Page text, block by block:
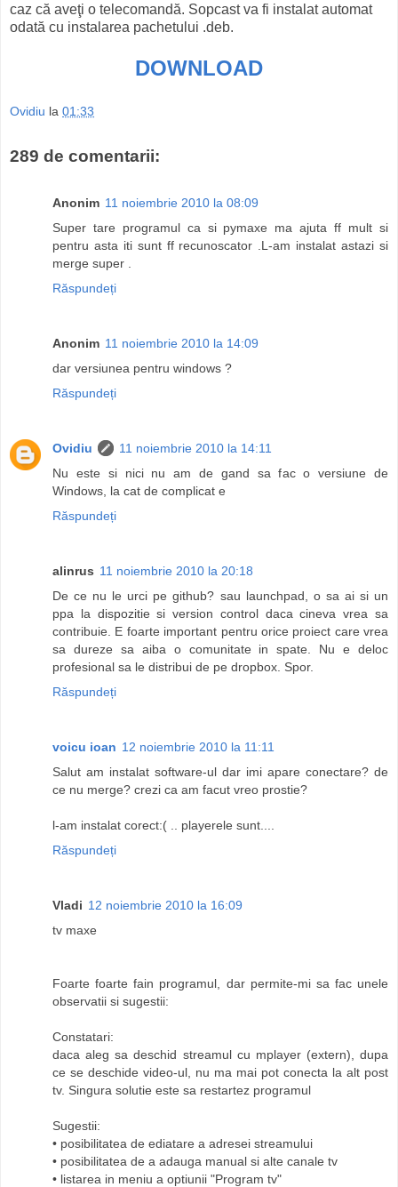
caz că aveţi o telecomandă. Sopcast va fi instalat automat
odată cu instalarea pachetului .deb.
DOWNLOAD
Ovidiu la 01:33
289 de comentarii:
Anonim 11 noiembrie 2010 la 08:09
Super tare programul ca si pymaxe ma ajuta ff mult si
pentru asta iti sunt ff recunoscator .L-am instalat astazi si
merge super .
Răspundeți
Anonim 11 noiembrie 2010 la 14:09
dar versiunea pentru windows ?
Răspundeți
Ovidiu
11 noiembrie 2010 la 14:11
Nu este si nici nu am de gand sa fac o versiune de
Windows, la cat de complicat e
Răspundeți
alinrus 11 noiembrie 2010 la 20:18
De ce nu le urci pe github? sau launchpad, o sa ai si un
ppa la dispozitie si version control daca cineva vrea sa
contribuie. E foarte important pentru orice proiect care vrea
sa dureze sa aiba o comunitate in spate. Nu e deloc
profesional sa le distribui de pe dropbox. Spor.
Răspundeți
voicu ioan 12 noiembrie 2010 la 11:11
Salut am instalat software-ul dar imi apare conectare? de
ce nu merge? crezi ca am facut vreo prostie?
l-am instalat corect:( .. playerele sunt....
Răspundeți
Vladi 12 noiembrie 2010 la 16:09
tv maxe
Foarte foarte fain programul, dar permite-mi sa fac unele
observatii si sugestii:
Constatari:
daca aleg sa deschid streamul cu mplayer (extern), dupa
ce se deschide video-ul, nu ma mai pot conecta la alt post
tv. Singura solutie este sa restartez programul
Sugestii:
• posibilitatea de ediatare a adresei streamului
• posibilitatea de a adauga manual si alte canale tv
• listarea in meniu a optiunii "Program tv"